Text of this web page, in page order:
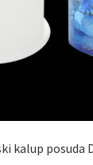
kalup posuda